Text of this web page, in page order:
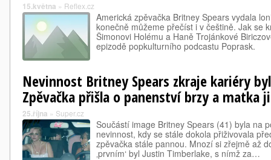
15.května » Reflex.cz
Americká zpěvačka Britney Spears vydala
konečně můžeme přečíst i v češtině. Jak se
Šimonovi Holému a Haně Trojánkové
epizodě popkulturního podcastu Poprask.
Nevinnost Britney Spears zkraje kariéry
Zpěvačka přišla o panenství brzy a
25.října » Super.cz
Součástí image Britney Spears (41) byla na
nevinnost, kdy se stále dokola přiživovala
zpěvačka stále pannou. Mnozí si zřejmě až
‚prvním‘ byl Justin Timberlake, s nímž za…